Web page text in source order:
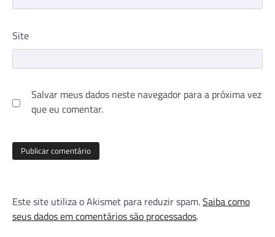
Site
Salvar meus dados neste navegador para a próxima vez
que eu comentar.
Este site utiliza o Akismet para reduzir spam.Saiba como
seus dados em comentários são processados.